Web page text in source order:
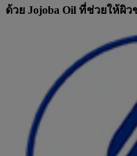
ด้วย Jojoba Oil ที่ช่วยให้ผิ